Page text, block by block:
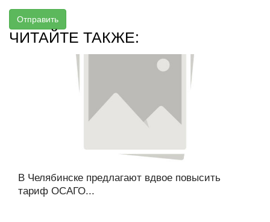
Отправить
ЧИТАЙТЕ ТАКЖЕ:
В Челябинске предлагают вдвое повысить
тариф ОСАГО...